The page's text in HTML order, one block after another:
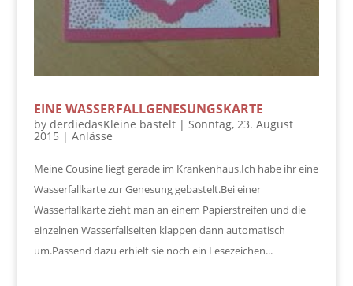
EINE WASSERFALLGENESUNGSKARTE
by derdiedasKleine bastelt| Sonntag, 23. August
2015 | Anlässe
Meine Cousine liegt gerade im Krankenhaus.Ich habe ihr eine
Wasserfallkarte zur Genesung gebastelt.Bei einer
Wasserfallkarte zieht man an einem Papierstreifen und die
einzelnen Wasserfallseiten klappen dann automatisch
um.Passend dazu erhielt sie noch ein Lesezeichen...